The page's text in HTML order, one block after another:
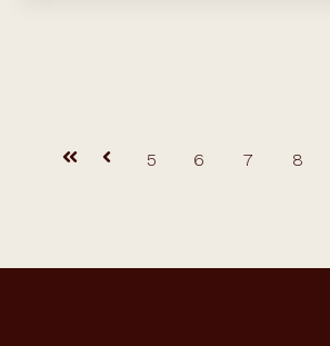
FørsteForrige
5 6 7 8